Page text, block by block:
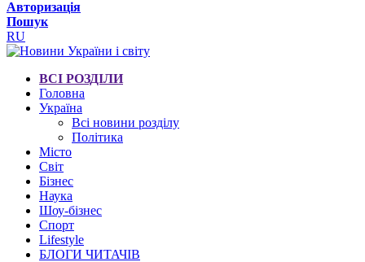
Авторизація
Пошук
RU
ВСІ РОЗДІЛИ
Головна
Україна
Всі новини розділу
Політика
Місто
Світ
Бізнес
Наука
Шоу-бізнес
Спорт
Lifestyle
БЛОГИ ЧИТАЧІВ